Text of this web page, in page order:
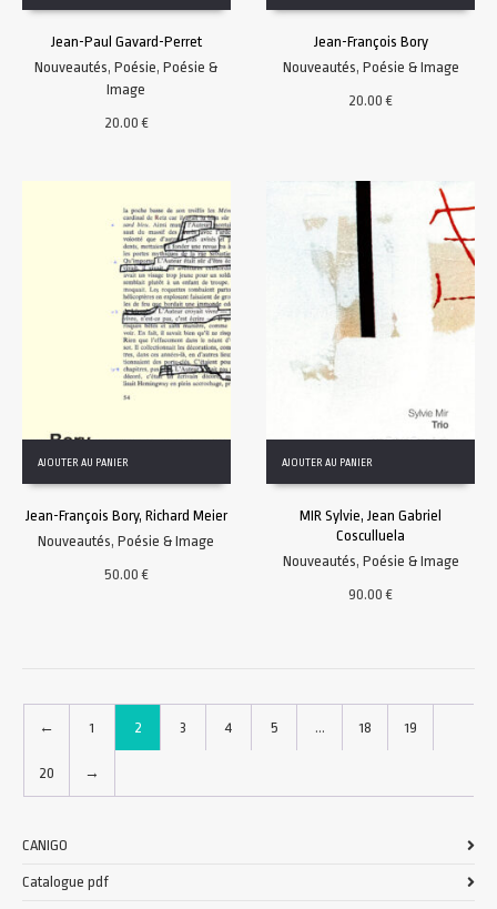
Jean-Paul Gavard-Perret
Nouveautés,Poésie,Poésie &
Image
20.00€
Jean-François Bory
Nouveautés, Poésie & Image
20.00€
AJOUTER AU PANIER
Jean-François Bory, Richard Meier
Nouveautés,Poésie & Image
50.00€
AJOUTER AU PANIER
MIR Sylvie, Jean Gabriel
Cosculluela
Nouveautés, Poésie & Image
90.00€
← 1 2 3 4 5 … 18 19
20 →
CANIGO
Catalogue pdf